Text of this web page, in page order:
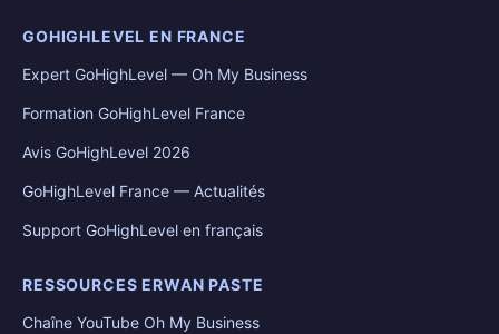
GOHIGHLEVEL EN FRANCE
Expert GoHighLevel — Oh My Business
Formation GoHighLevel France
Avis GoHighLevel 2026
GoHighLevel France — Actualités
Support GoHighLevel en français
RESSOURCES ERWAN PASTE
Chaîne YouTube Oh My Business